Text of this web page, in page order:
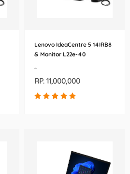
Lenovo IdeaCentre 5 14IRB8
& Monitor L22e-40
-
RP. 11,000,000